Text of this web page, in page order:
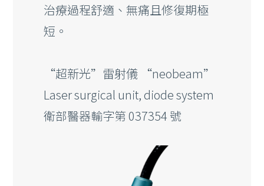
治療過程舒適、無痛且修復期極
短。
“超新光”雷射儀 “neobeam”
Laser surgical unit, diode system
衛部醫器輸字第 037354 號